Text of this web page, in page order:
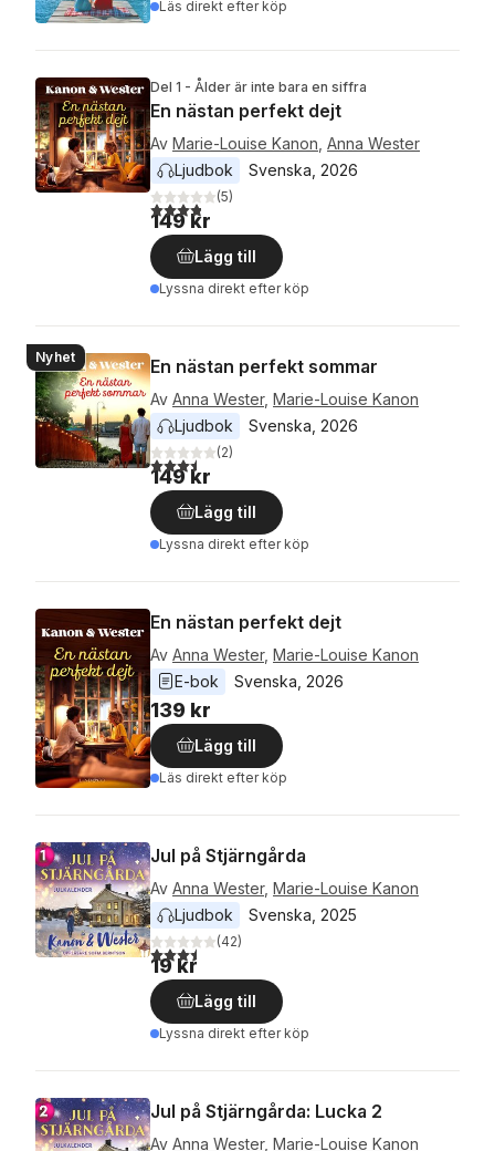
Läs direkt efter köp
Del 1 - Ålder är inte bara en siffra
En nästan perfekt dejt
Av Marie-Louise Kanon Anna Wester
Ljudbok
Svenska 2026
3,8utav 5 stjärnor. Totalt antal röster:
(5)
149 kr
Lägg till
Lyssna direkt efter köp
Nyhet En nästan perfekt sommar
Av Anna Wester, Marie-Louise Kanon
Ljudbok
Svenska 2026
3,5utav 5 stjärnor. Totalt antal röster:
(2)
149 kr
Lägg till
Lyssna direkt efter köp
En nästan perfekt dejt
Av Anna Wester, Marie-Louise Kanon
E-bok
Svenska 2026
139 kr
Lägg till
Läs direkt efter köp
Jul på Stjärngårda
Av Anna Wester, Marie-Louise Kanon
Ljudbok
Svenska 2025
3,5utav 5 stjärnor. Totalt antal röster:
(42)
19 kr
Lägg till
Lyssna direkt efter köp
Jul på Stjärngårda: Lucka 2
Av Anna Wester, Marie-Louise Kanon